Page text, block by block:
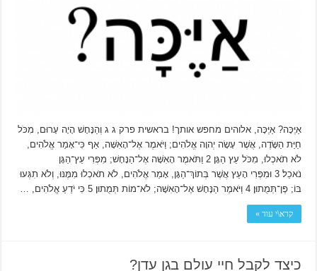
אַיֶּכָּה? אַיֶּכָּה, אלוהים מחפש אותך! בראשית פרק ג ג וְהַנָּחָשׁ הָיָה עָרוּם, מִכֹּל
חַיַּת הַשָּׂדֶה, אֲשֶׁר עָשָׂה יְהוָה אֱלֹהִים; וַיֹּאמֶר אֶל־הָאִשָּׁה, אַף כִּי־אָמַר אֱלֹהִים,
לֹא תֹאכְלוּ, מִכֹּל עֵץ הַגָּן׃ 2 וַתֹּאמֶר הָאִשָּׁה אֶל־הַנָּחָשׁ; מִפְּרִי עֵץ־הַגָּן
נֹאכֵל׃ 3 וּמִפְּרִי הָעֵץ אֲשֶׁר בְּתוֹךְ־הַגָּן, אָמַר אֱלֹהִים, לֹא תֹאכְלוּ מִמֶּנּוּ, וְלֹא תִגְּעוּ
בּוֹ; פֶּן־תְּמֻתוּן׃ 4 וַיֹּאמֶר הַנָּחָשׁ אֶל־הָאִשָּׁה; לֹא־מוֹת תְּמֻתוּן׃ 5 כִּי יֹדֵעַ אֱלֹהִים, …
קרא\י עוד »
כיצד לקבל חיי עולם בגן עדן?